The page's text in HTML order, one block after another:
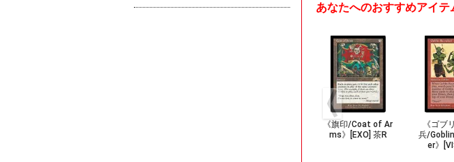
あなたへのおすすめアイテ
《旗印/Coat of Ar
ms》[EXO] 茶R
《ゴブ
兵/
er》